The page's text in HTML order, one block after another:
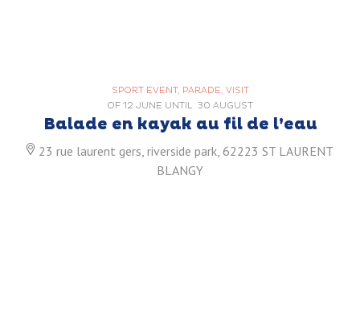
SPORT EVENT, PARADE, VISIT
OF 12 JUNE UNTIL 30 AUGUST
Balade en kayak au fil de l’eau
23 rue laurent gers, riverside park, 62223 ST LAURENT
BLANGY